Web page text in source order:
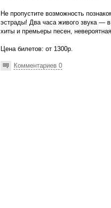
Не пропустите возможность
эстрады! Два часа живого звука —
хиты и премьеры песен,
Цена билетов: от 1300р.
Комментариев 0